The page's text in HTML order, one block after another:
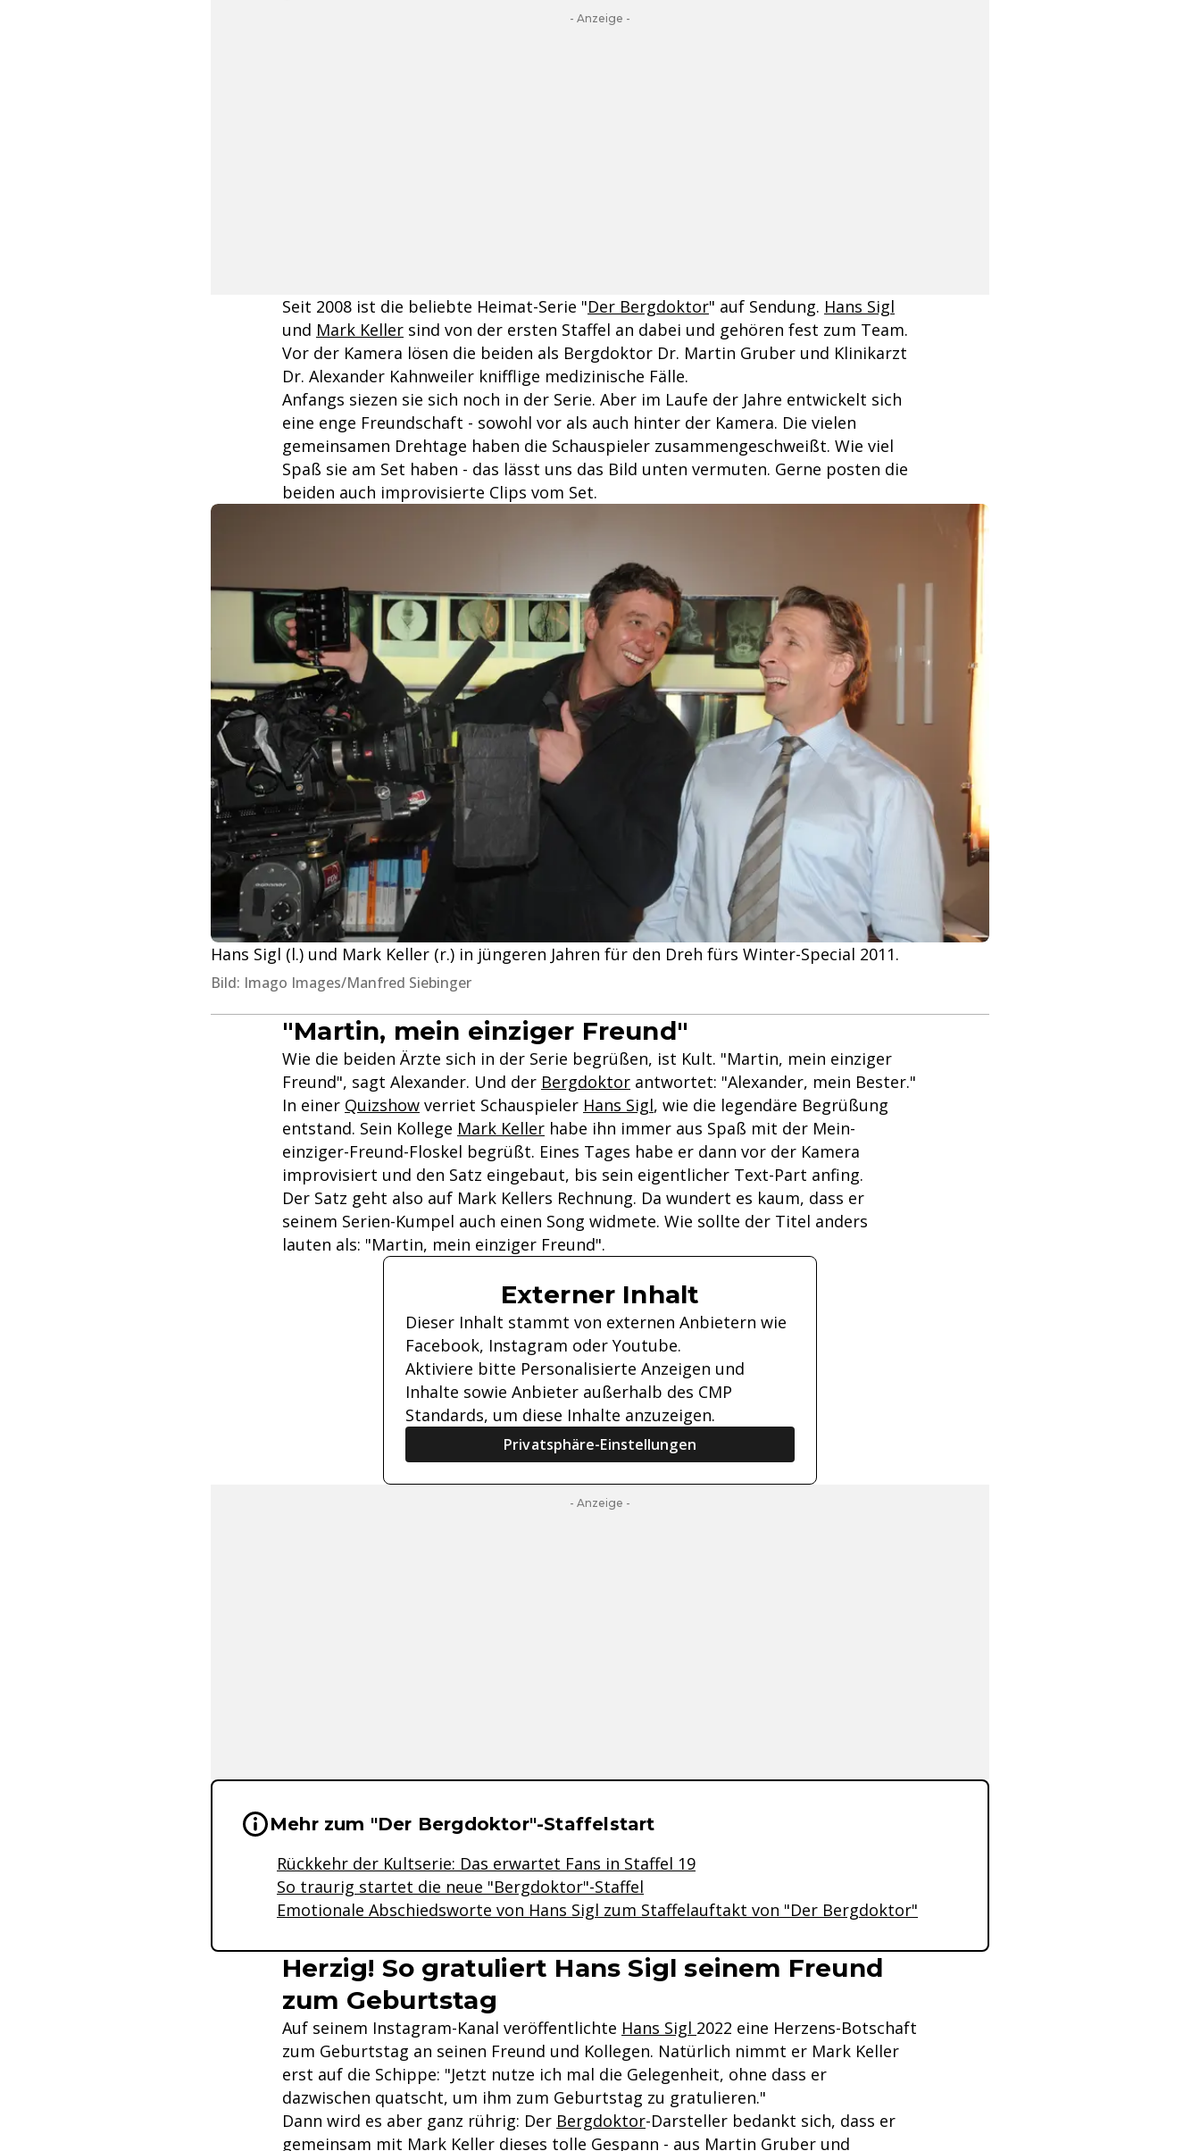
- Anzeige -
Seit 2008 ist die beliebte Heimat-Serie "Der Bergdoktor" auf Sendung. Hans Sigl
und Mark Keller sind von der ersten Staffel an dabei und gehören fest zum Team.
Vor der Kamera lösen die beiden als Bergdoktor Dr. Martin Gruber und Klinikarzt
Dr. Alexander Kahnweiler knifflige medizinische Fälle.
Anfangs siezen sie sich noch in der Serie. Aber im Laufe der Jahre entwickelt sich
eine enge Freundschaft - sowohl vor als auch hinter der Kamera. Die vielen
gemeinsamen Drehtage haben die Schauspieler zusammengeschweißt. Wie viel
Spaß sie am Set haben - das lässt uns das Bild unten vermuten. Gerne posten die
beiden auch improvisierte Clips vom Set.
Hans Sigl (l.) und Mark Keller (r.) in jüngeren Jahren für den Dreh fürs Winter-Special 2011.
Bild: Imago Images/Manfred Siebinger
"Martin, mein einziger Freund"
Wie die beiden Ärzte sich in der Serie begrüßen, ist Kult. "Martin, mein einziger
Freund", sagt Alexander. Und der Bergdoktor antwortet: "Alexander, mein Bester."
In einer Quizshow verriet Schauspieler Hans Sigl, wie die legendäre Begrüßung
entstand. Sein Kollege Mark Keller habe ihn immer aus Spaß mit der Mein-
einziger-Freund-Floskel begrüßt. Eines Tages habe er dann vor der Kamera
improvisiert und den Satz eingebaut, bis sein eigentlicher Text-Part anfing.
Der Satz geht also auf Mark Kellers Rechnung. Da wundert es kaum, dass er
seinem Serien-Kumpel auch einen Song widmete. Wie sollte der Titel anders
lauten als: "Martin, mein einziger Freund".
Externer Inhalt
Dieser Inhalt stammt von externen Anbietern wie
Facebook, Instagram oder Youtube.
Aktiviere bitte Personalisierte Anzeigen und
Inhalte sowie Anbieter außerhalb des CMP
Standards, um diese Inhalte anzuzeigen.
Privatsphäre-Einstellungen
- Anzeige -
Wichtige Hinweise & Informationen zum Inhalt
Mehr zum "Der Bergdoktor"-Staffelstart
Rückkehr der Kultserie: Das erwartet Fans in Staffel 19
So traurig startet die neue "Bergdoktor"-Staffel
Emotionale Abschiedsworte von Hans Sigl zum Staffelauftakt von "Der Bergdoktor"
Herzig! So gratuliert Hans Sigl seinem Freund
zum Geburtstag
Auf seinem Instagram-Kanal veröffentlichte Hans Sigl 2022 eine Herzens-Botschaft
zum Geburtstag an seinen Freund und Kollegen. Natürlich nimmt er Mark Keller
erst auf die Schippe: "Jetzt nutze ich mal die Gelegenheit, ohne dass er
dazwischen quatscht, um ihm zum Geburtstag zu gratulieren."
Dann wird es aber ganz rührig: Der Bergdoktor-Darsteller bedankt sich, dass er
gemeinsam mit Mark Keller dieses tolle Gespann - aus Martin Gruber und